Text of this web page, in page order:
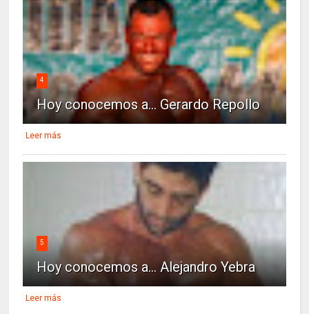
4
Hoy conocemos a... Gerardo Repollo
Leer más
5
Hoy conocemos a... Alejandro Yebra
Leer más